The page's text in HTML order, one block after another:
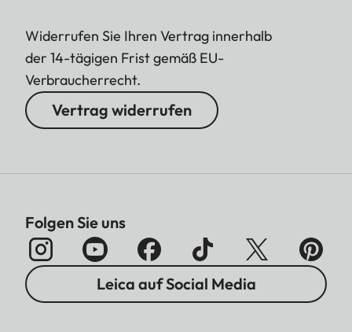
Widerrufen Sie Ihren Vertrag innerhalb
der 14-tägigen Frist gemäß EU-
Verbraucherrecht.
Vertrag widerrufen
Folgen Sie uns
Leica auf Social Media